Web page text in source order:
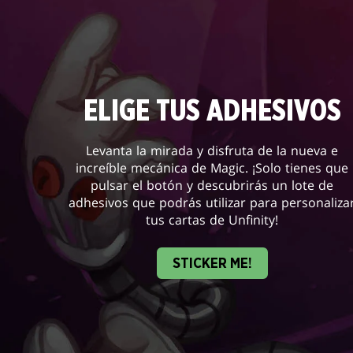
ELIGE TUS ADHESIVOS
Levanta la mirada y disfruta de la nueva e
increíble mecánica de Magic. ¡Solo tienes que
pulsar el botón y descubrirás un lote de
adhesivos que podrás utilizar para
tus cartas de Unfinity!
STICKER ME!